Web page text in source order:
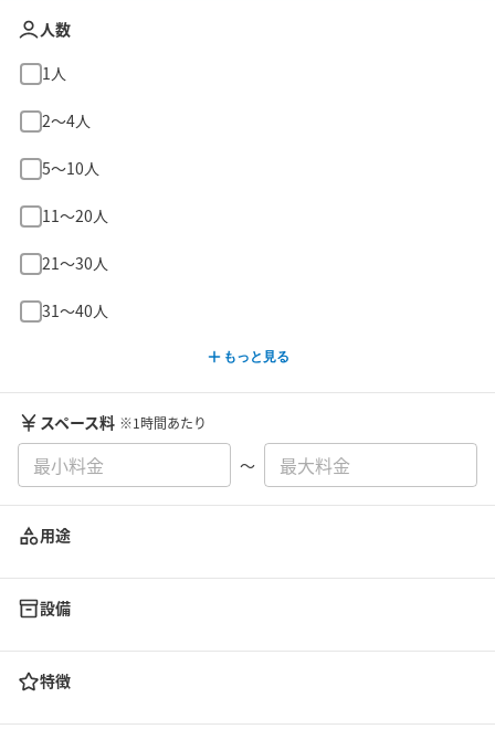
人数
1人
2〜4人
5〜10人
11〜20人
21〜30人
31〜40人
もっと見る
スペース料 ※1時間あたり
〜
用途
設備
特徴